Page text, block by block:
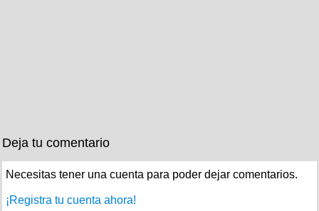
Deja tu comentario
Necesitas tener una cuenta para poder dejar comentarios.
¡Registra tu cuenta ahora!